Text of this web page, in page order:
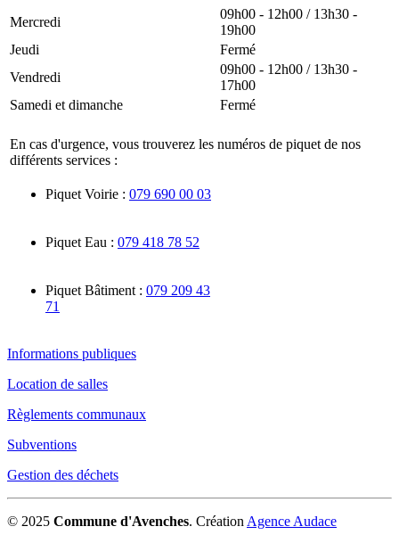
Mercredi
09h00 - 12h00 / 13h30 -
19h00
Jeudi
Fermé
Vendredi
09h00 - 12h00 / 13h30 -
17h00
Samedi et dimanche
Fermé
En cas d'urgence, vous trouverez les numéros de piquet de nos
différents services :
Piquet Voirie : 079 690 00 03
Piquet Eau : 079 418 78 52
Piquet Bâtiment : 079 209 43
71
Informations publiques
Location de salles
Règlements communaux
Subventions
Gestion des déchets
© 2025 Commune d'Avenches. Création Agence Audace